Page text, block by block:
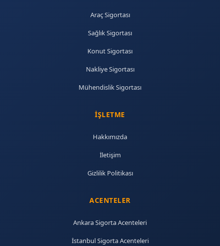
Araç Sigortası
Sağlık Sigortası
Konut Sigortası
Nakliye Sigortası
Mühendislik Sigortası
İŞLETME
Hakkımızda
İletişim
Gizlilik Politikası
ACENTELER
Ankara Sigorta Acenteleri
İstanbul Sigorta Acenteleri